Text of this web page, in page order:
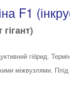
F1
гібрид.
міжвузлями.